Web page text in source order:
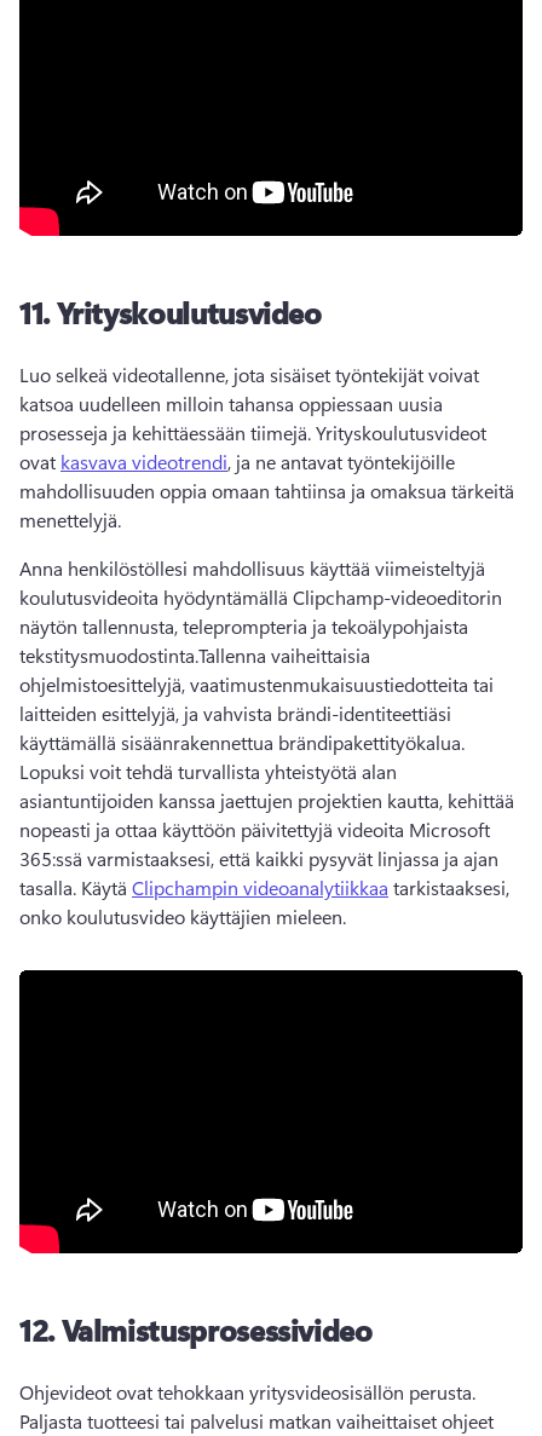
11.Yrityskoulutusvideo
Luo selkeä videotallenne, jota sisäiset työntekijät voivat
katsoa uudelleen milloin tahansa oppiessaan uusia
prosesseja ja kehittäessään tiimejä. Yrityskoulutusvideot
ovat kasvava videotrendi, ja ne antavat työntekijöille
mahdollisuuden oppia omaan tahtiinsa ja omaksua tärkeitä
menettelyjä.
Anna henkilöstöllesi mahdollisuus käyttää viimeisteltyjä
koulutusvideoita hyödyntämällä Clipchamp-videoeditorin
näytön tallennusta, teleprompteria ja tekoälypohjaista
tekstitysmuodostinta.Tallenna vaiheittaisia
ohjelmistoesittelyjä, vaatimustenmukaisuustiedotteita tai
laitteiden esittelyjä, ja vahvista brändi-identiteettiäsi
Lopuksi voit tehdä turvallista yhteistyötä alan
asiantuntijoiden kanssa jaettujen projektien kautta, kehittää
nopeasti ja ottaa käyttöön päivitettyjä videoita Microsoft
365:ssä varmistaaksesi, että kaikki pysyvät linjassa ja ajan
tasalla. Käytä Clipchampin videoanalytiikkaa tarkistaaksesi,
onko koulutusvideo käyttäjien mieleen.
12.Valmistusprosessivideo
Paljasta tuotteesi tai palvelusi matkan vaiheittaiset ohjeet